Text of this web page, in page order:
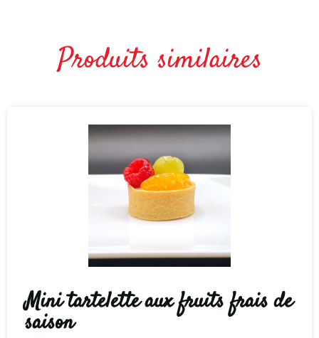
Produits similaires
Mini tartelette aux fruits frais de
saison